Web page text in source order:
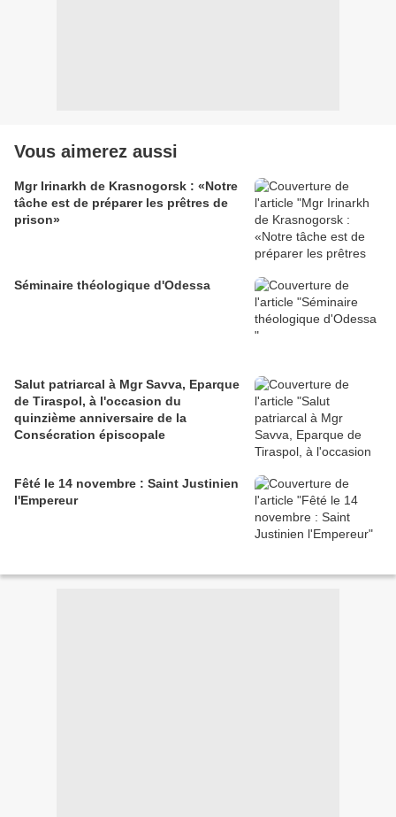
Vous aimerez aussi
Mgr Irinarkh de Krasnogorsk : «Notre
tâche est de préparer les prêtres de
prison»
Séminaire théologique d'Odessa
Salut patriarcal à Mgr Savva, Eparque
de Tiraspol, à l'occasion du
quinzième anniversaire de la
Consécration épiscopale
Fêté le 14 novembre : Saint Justinien
l'Empereur